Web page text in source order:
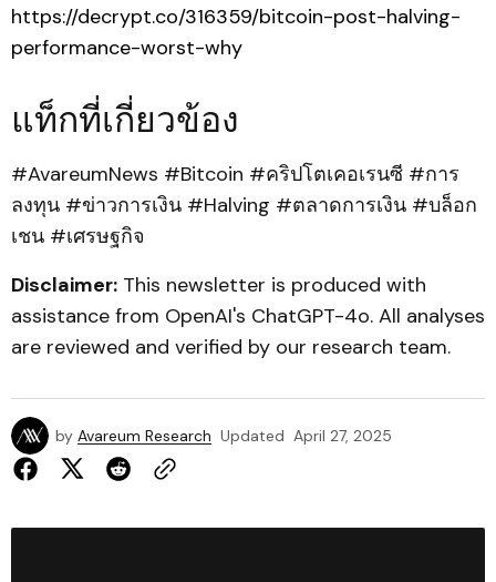
https://decrypt.co/316359/bitcoin-post-halving-
performance-worst-why
แท็กที่เกี่ยวข้อง
#AvareumNews #Bitcoin #คริปโตเคอเรนซี #การ
ลงทุน #ข่าวการเงิน #Halving #ตลาดการเงิน #บล็อก
เชน #เศรษฐกิจ
Disclaimer: This newsletter is produced with
assistance from OpenAI's ChatGPT-4o. All analyses
are reviewed and verified by our research team.
by Avareum Research Updated April 27, 2025